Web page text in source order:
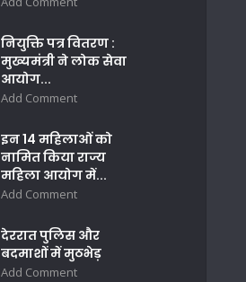
नियुक्ति पत्र वितरण :
मुख्यमंत्री ने लोक सेवा
आयोग...
Add Comment
इन 14 महिलाओं को
नामित किया राज्य
महिला आयोग में...
Add Comment
देररात पुलिस और
बदमाशों में मुठभेड़
Add Comment